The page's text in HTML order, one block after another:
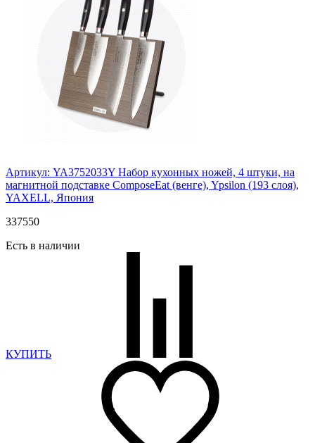
Артикул: YA3752033Y Набор кухонных ножей, 4 штуки, на
магнитной подставке ComposeEat (венге), Ypsilon (193 слоя),
YAXELL, Япония
337550
Есть в наличии
КУПИТЬ